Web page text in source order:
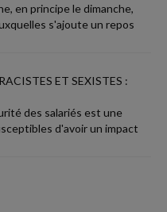
en principe le dimanche,
s'ajoute un repos
ET SEXISTES :
des salariés est une
d'avoir un impact